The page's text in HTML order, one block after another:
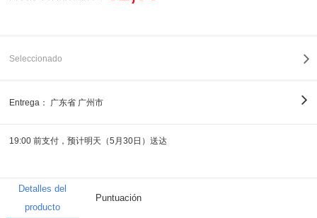
Seleccionado
Entrega： 广东省 广州市
19:00 前支付，预计明天（5月30日）送达
Detalles del
producto
Puntuación